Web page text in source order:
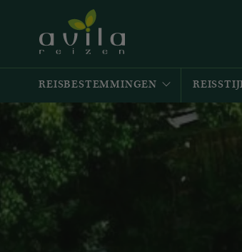
REISBESTEMMINGEN